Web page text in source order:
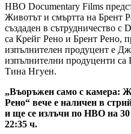
HBO Documentary Films
Животът и смъртта на Брент
създаден в сътрудничество
са Крейг Рено и Брент Рено,
изпълнителен продуцент е
изпълнителни продуценти
Тина Нгуен.
„Въоръжен само с камера:
Рено“ вече е наличен в
и ще се излъчи по HBO на
22:35 ч.